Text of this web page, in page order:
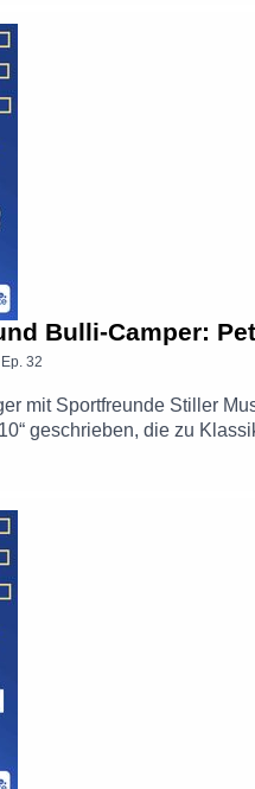
Bulli-Camper:
Ep. 32
mit Sportfreunde Stiller
geschrieben, die zu
Tietjen über drei